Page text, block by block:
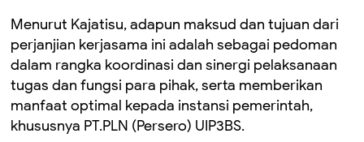
Menurut Kajatisu, adapun maksud dan tujuan dari
perjanjian kerjasama ini adalah sebagai pedoman
dalam rangka koordinasi dan sinergi pelaksanaan
tugas dan fungsi para pihak, serta memberikan
manfaat optimal kepada instansi pemerintah,
khususnya PT.PLN (Persero) UIP3BS.